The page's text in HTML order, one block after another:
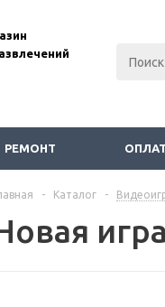
РЕМОНТ
- Каталог -